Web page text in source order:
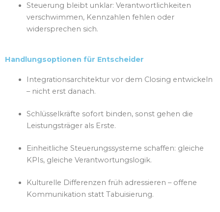
Steuerung bleibt unklar: Verantwortlichkeiten
verschwimmen, Kennzahlen fehlen oder
widersprechen sich.
Handlungsoptionen für Entscheider
Integrationsarchitektur vor dem Closing entwickeln
– nicht erst danach.
Schlüsselkräfte sofort binden, sonst gehen die
Leistungsträger als Erste.
Einheitliche Steuerungssysteme schaffen: gleiche
KPIs, gleiche Verantwortungslogik.
Kulturelle Differenzen früh adressieren – offene
Kommunikation statt Tabuisierung.